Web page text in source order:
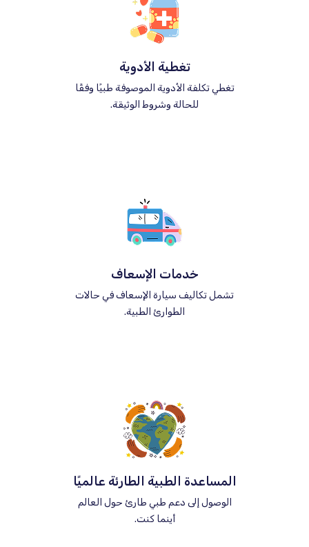
تغطية الأدوية
تغطي تكلفة الأدوية الموصوفة طبيًا وفقًا
للحالة وشروط الوثيقة.
خدمات الإسعاف
تشمل تكاليف سيارة الإسعاف في حالات
الطوارئ الطبية.
المساعدة الطبية الطارئة عالميًا
الوصول إلى دعم طبي طارئ حول العالم
أينما كنت.